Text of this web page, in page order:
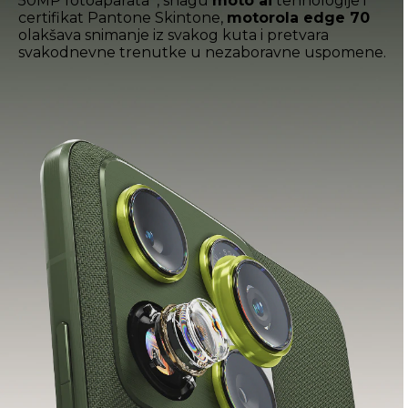
certifikat Pantone Skintone, motorola edge 70
olakšava snimanje iz svakog kuta i pretvara
svakodnevne trenutke u nezaboravne uspomene.